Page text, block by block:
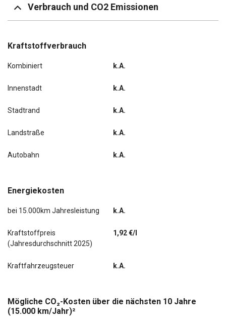
Verbrauch und CO2 Emissionen
Kraftstoffverbrauch
Kombiniert k.A.
Innenstadt k.A.
Stadtrand k.A.
Landstraße k.A.
Autobahn k.A.
Energiekosten
bei 15.000km Jahresleistung k.A.
Kraftstoffpreis
(Jahresdurchschnitt 2025)
1,92 €/l
Kraftfahrzeugsteuer k.A.
Mögliche CO₂-Kosten über die nächsten 10 Jahre
(15.000 km/Jahr)²